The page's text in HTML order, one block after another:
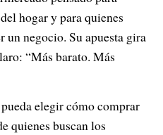
hogar y para quienes
un negocio. Su apuesta gira
“Más barato. Más
elegir cómo comprar
quienes buscan los